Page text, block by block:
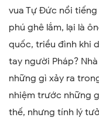
vua Tự Đức nổi
phú ghê lắm, lại là
quốc, triều đình khi
tay người Pháp?
những gì xảy ra
nhiệm trước những
thế, nhưng tính lý